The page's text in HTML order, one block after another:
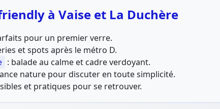
à Vaise et La Duchère
pour un premier verre.
et spots après le métro D.
: balade au calme et cadre verdoyant.
nature pour discuter en toute simplicité.
et pratiques pour se retrouver.